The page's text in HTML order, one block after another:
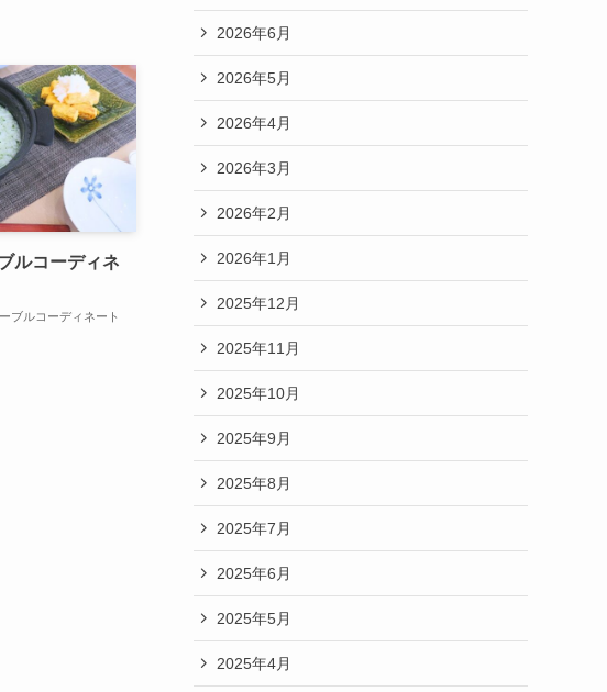
ルコーディネ
ブルコーディネート
2026年6月
2026年5月
2026年4月
2026年3月
2026年2月
2026年1月
2025年12月
2025年11月
2025年10月
2025年9月
2025年8月
2025年7月
2025年6月
2025年5月
2025年4月